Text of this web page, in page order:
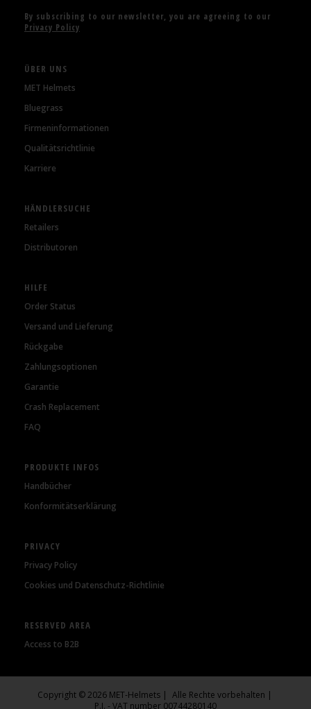
By subscribing to our newsletter, you are agreeing to our
Privacy Policy
ÜBER UNS
MET Helmets
Bluegrass
Firmeninformationen
Qualitätsrichtlinie
Karriere
HÄNDLERSUCHE
Retailers
Distributoren
HILFE
Order Status
Versand und Lieferung
Rückgabe
Zahlungsoptionen
Garantie
Crash Replacement
FAQ
PRODUKTE INFOS
Handbücher
Konformitätserklärung
PRIVACY
Privacy Policy
Cookies und Datenschutz-Richtlinie
RESERVED AREA
Access to B2B
Copyright © 2026 MET-Helmets
Alle Rechte vorbehalten
P.I. - VAT number 00744280140